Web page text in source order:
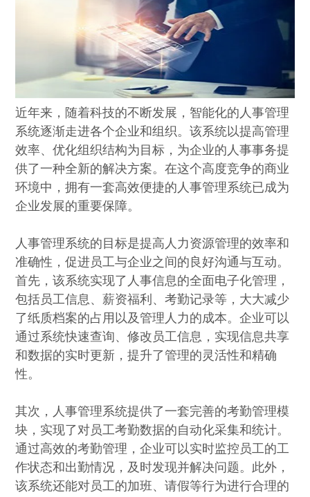
近年来，随着科技的不断发展，智能化的人事管理
系统逐渐走进各个企业和组织。该系统以提高管理
效率、优化组织结构为目标，为企业的人事事务提
供了一种全新的解决方案。在这个高度竞争的商业
环境中，拥有一套高效便捷的人事管理系统已成为
企业发展的重要保障。
人事管理系统的目标是提高人力资源管理的效率和
准确性，促进员工与企业之间的良好沟通与互动。
首先，该系统实现了人事信息的全面电子化管理，
包括员工信息、薪资福利、考勤记录等，大大减少
了纸质档案的占用以及管理人力的成本。企业可以
通过系统快速查询、修改员工信息，实现信息共享
和数据的实时更新，提升了管理的灵活性和精确
性。
其次，人事管理系统提供了一套完善的考勤管理模
块，实现了对员工考勤数据的自动化采集和统计。
通过高效的考勤管理，企业可以实时监控员工的工
作状态和出勤情况，及时发现并解决问题。此外，
该系统还能对员工的加班、请假等行为进行合理的